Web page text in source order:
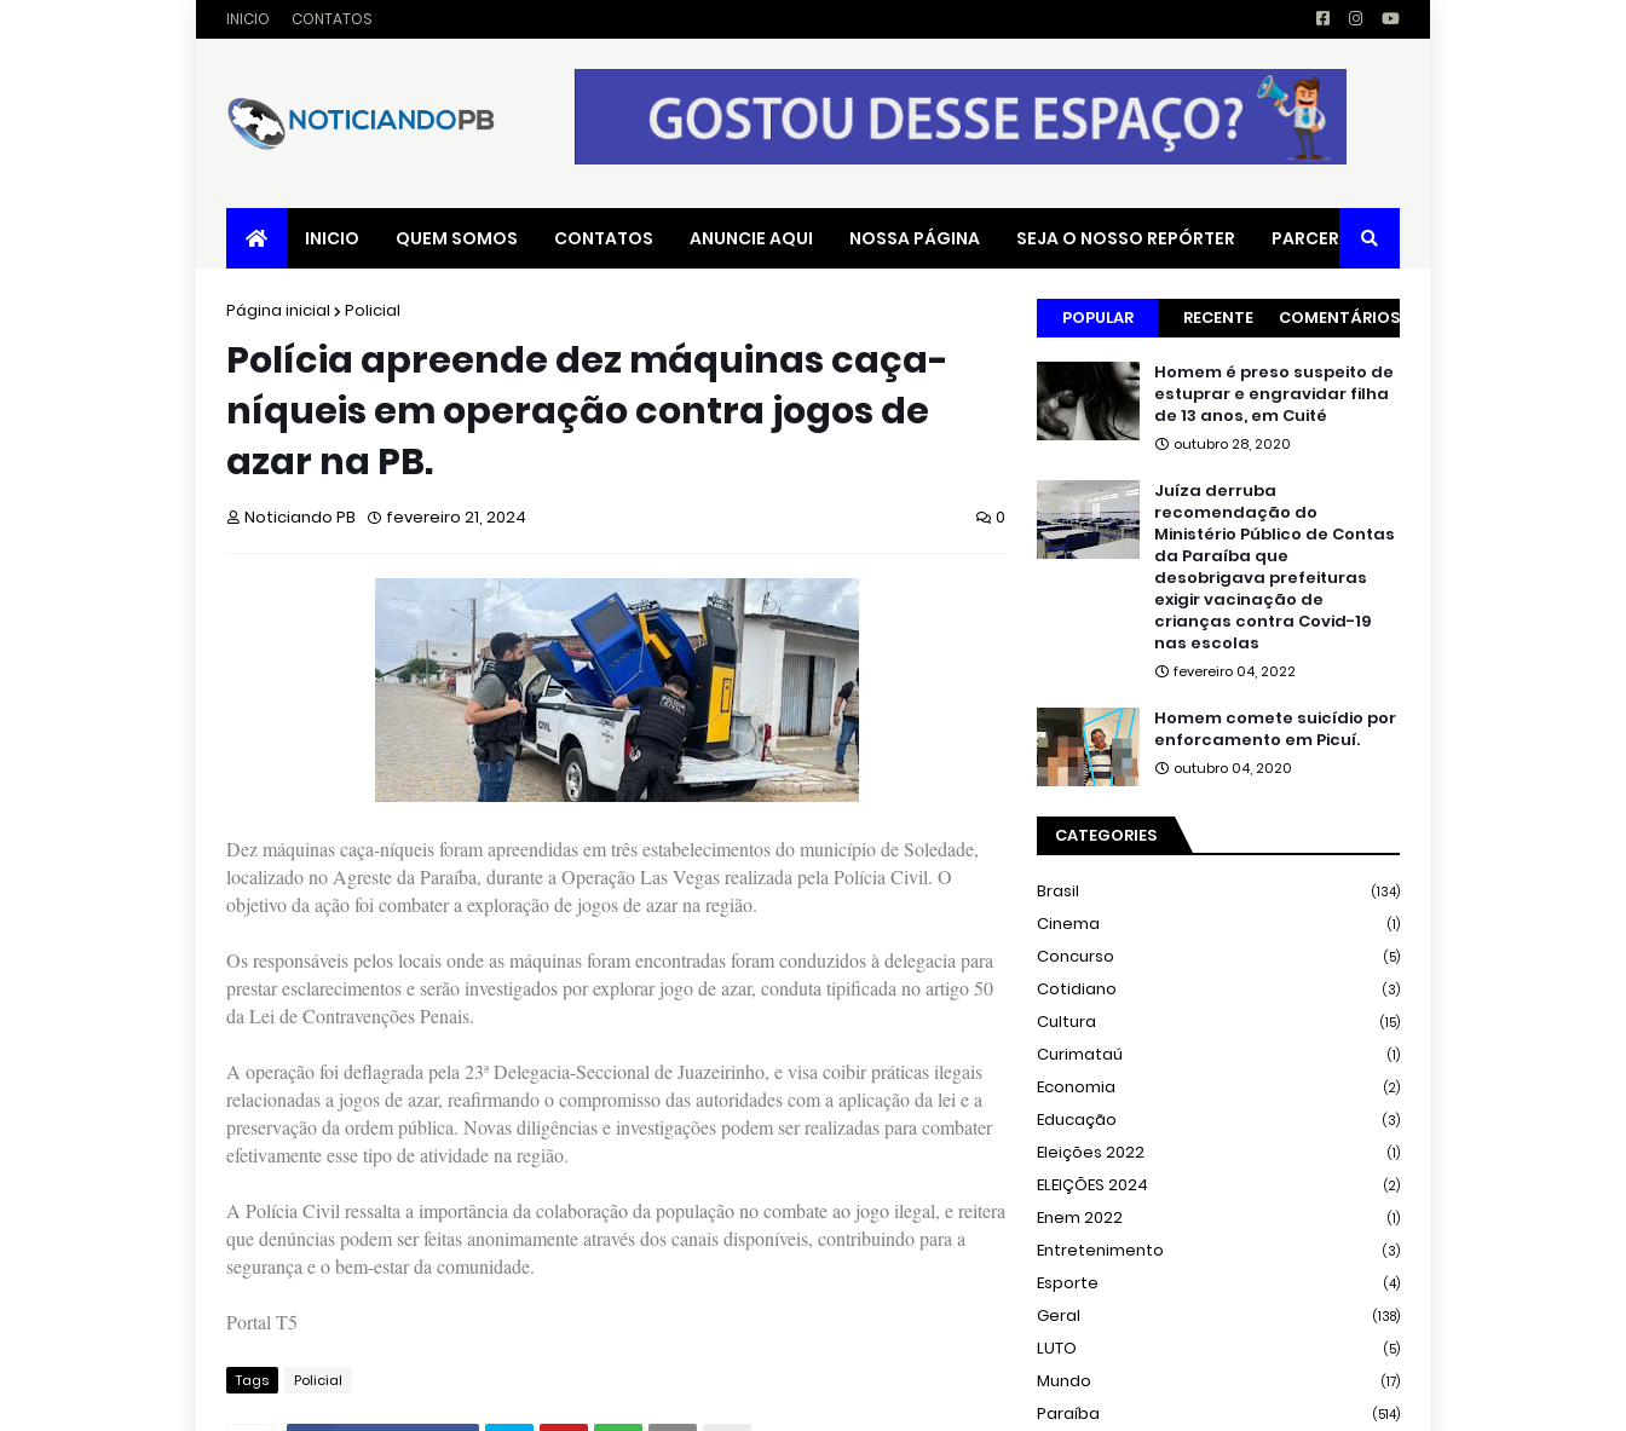
INICIO CONTATOS
INICIO QUEM SOMOS CONTATOS ANUNCIE AQUI NOSSA PÁGINA SEJA O NOSSO REPÓRTER PARCERIAS
Página inicial Policial
Polícia apreende dez máquinas caça-
níqueis em operação contra jogos de
azar na PB.
Noticiando PB fevereiro 21, 2024 0
Dez máquinas caça-níqueis foram apreendidas em três estabelecimentos do município de Soledade,
localizado no Agreste da Paraíba, durante a Operação Las Vegas realizada pela Polícia Civil. O
objetivo da ação foi combater a exploração de jogos de azar na região.
Os responsáveis pelos locais onde as máquinas foram encontradas foram conduzidos à delegacia para
prestar esclarecimentos e serão investigados por explorar jogo de azar, conduta tipificada no artigo 50
da Lei de Contravenções Penais.
A operação foi deflagrada pela 23ª Delegacia-Seccional de Juazeirinho, e visa coibir práticas ilegais
relacionadas a jogos de azar, reafirmando o compromisso das autoridades com a aplicação da lei e a
preservação da ordem pública. Novas diligências e investigações podem ser realizadas para combater
efetivamente esse tipo de atividade na região.
A Polícia Civil ressalta a importância da colaboração da população no combate ao jogo ilegal, e reitera
que denúncias podem ser feitas anonimamente através dos canais disponíveis, contribuindo para a
segurança e o bem-estar da comunidade.
Portal T5
Tags Policial
POPULAR RECENTE COMENTÁRIOS
Homem é preso suspeito de
estuprar e engravidar filha
de 13 anos, em Cuité
outubro 28, 2020
Juíza derruba
recomendação do
Ministério Público de Contas
da Paraíba que
desobrigava prefeituras
exigir vacinação de
crianças contra Covid-19
nas escolas
fevereiro 04, 2022
Homem comete suicídio por
enforcamento em Picuí.
outubro 04, 2020
CATEGORIES
Brasil (134)
Cinema (1)
Concurso (5)
Cotidiano (3)
Cultura (15)
Curimataú (1)
Economia (2)
Educação (3)
Eleições 2022 (1)
ELEIÇÕES 2024 (2)
Enem 2022 (1)
Entretenimento (3)
Esporte (4)
Geral (138)
LUTO (5)
Mundo (17)
Paraíba (514)